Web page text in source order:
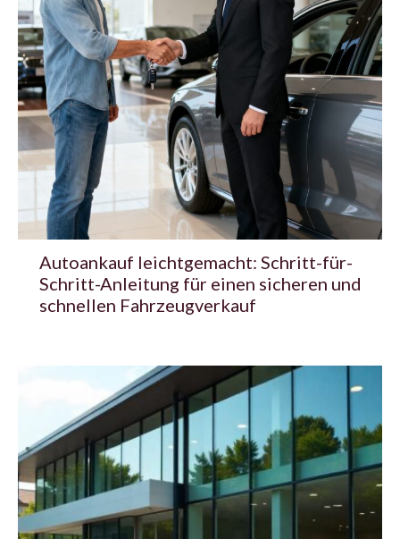
Autoankauf leichtgemacht: Schritt-für-
Schritt-Anleitung für einen sicheren und
schnellen Fahrzeugverkauf